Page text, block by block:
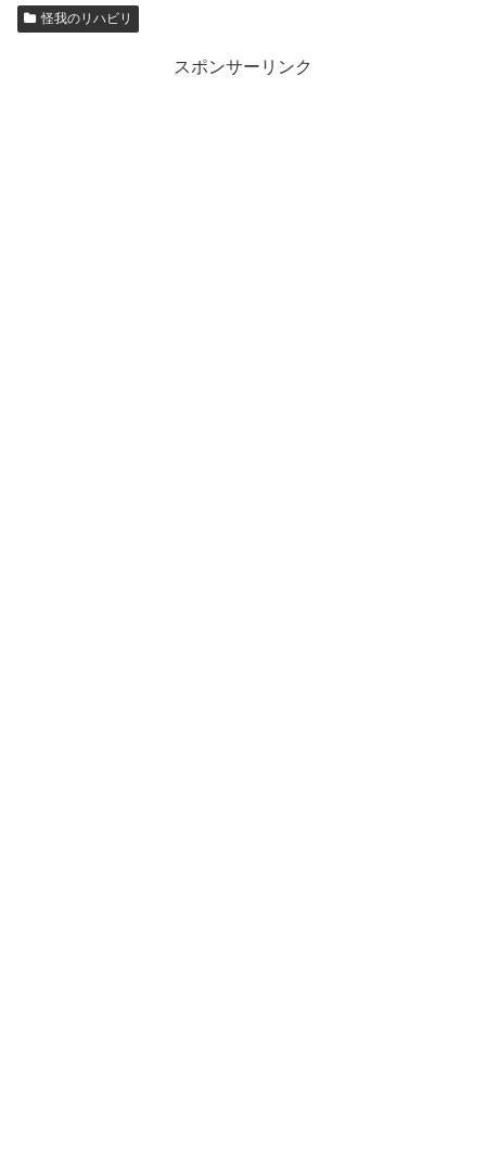
怪我のリハビリ
スポンサーリンク